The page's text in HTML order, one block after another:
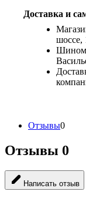
Доставка и
шоссе,
Отзывы0
Отзывы 0
Написать отзыв